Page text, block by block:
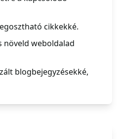
cikkekké.
növeld weboldalad
blogbejegyzésekké,